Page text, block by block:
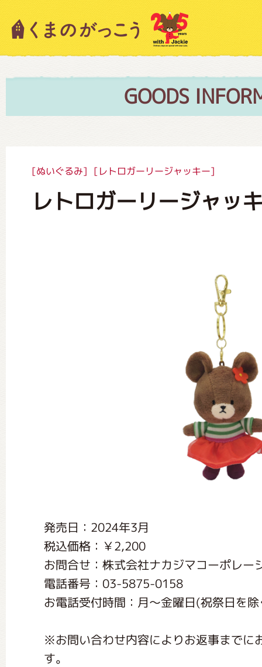
GOODS
[ぬいぐるみ] [レトロガーリージャッキー]
レトロガーリージャッ
発売日：2024年3月
税込価格：￥2,200
お問合せ：株式会社ナカジマコーポレー
電話番号：03-5875-0158
お電話受付時間：月〜金曜日(祝祭日を
※お問い合わせ内容によりお返事までに
す。
キャラクター紹介
絵本・作家紹介
グッズインフォメーション
ミュージカル・コンサート
おたのしみコンテンツ(クイズ・
くまのがっこう しょくいんしつ
くまのがっこう 家庭科部